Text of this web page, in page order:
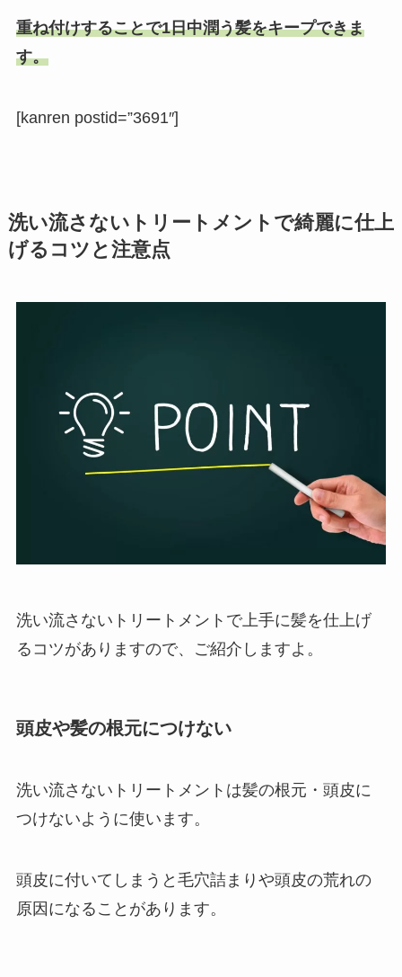
重ね付けすることで1日中潤う髪をキープできま
す。
[kanren postid=”3691″]
洗い流さないトリートメントで綺麗に仕上
げるコツと注意点
洗い流さないトリートメントで上手に髪を仕上げ
るコツがありますので、ご紹介しますよ。
頭皮や髪の根元につけない
洗い流さないトリートメントは髪の根元・頭皮に
つけないように使います。
頭皮に付いてしまうと毛穴詰まりや頭皮の荒れの
原因になることがあります。